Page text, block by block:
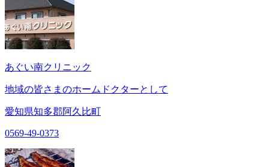
あぐい南クリニック
地域の皆さまのホームドクターとして
愛知県知多郡阿久比町
0569-49-0373